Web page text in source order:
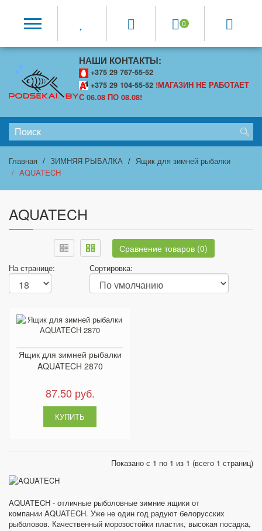
0
НАШИ КОНТАКТЫ:
+375 29 767-55-52
+375 29 104-55-52 !МАГАЗИН НЕ РАБОТАЕТ
С 06.08 ПО 08.08!
Главная ЗИМНЯЯ РЫБАЛКА
Ящик для зимней рыбалки
AQUATECH
AQUATECH
AQUATECH - отличные рыболовные зимние ящики от
компании AQUATECH. Уже не один год радуют белорусских
рыболовов. Качественный морозостойки пластик, высокая посадка,
Сравнение товаров (0)
На странице: Сортировка:
Ящик для зимней рыбалки
AQUATECH 2870
87.50 руб.
Показано с 1 по 1 из 1 (всего 1 страниц)